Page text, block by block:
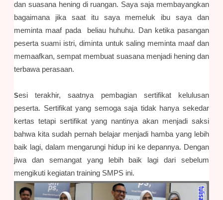
dan suasana hening di ruangan. Saya saja membayangkan
bagaimana jika saat itu saya memeluk ibu saya dan
meminta maaf pada beliau huhuhu. Dan ketika pasangan
peserta suami istri, diminta untuk saling meminta maaf dan
memaafkan, sempat membuat suasana menjadi hening dan
terbawa perasaan.
Sesi terakhir, saatnya pembagian sertifikat kelulusan
peserta. Sertifikat yang semoga saja tidak hanya sekedar
kertas tetapi sertifikat yang nantinya akan menjadi saksi
bahwa kita sudah pernah belajar menjadi hamba yang lebih
baik lagi, dalam mengarungi hidup ini ke depannya. Dengan
jiwa dan semangat yang lebih baik lagi dari sebelum
mengikuti kegiatan training SMPS ini.